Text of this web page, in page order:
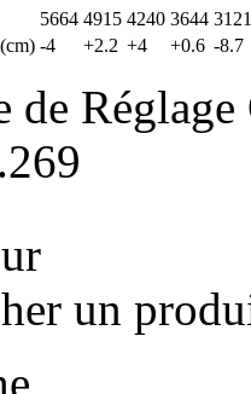
5664 4915 4240 3644 3121
-4 +2.2 +4 +0.6 -8.7
de
un